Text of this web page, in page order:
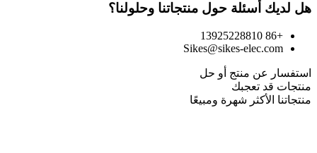
هل لديك أسئلة حول منتجاتنا وحلولنا؟
+86 13925228810
Sikes@sikes-elec.com
استفسار عن منتج أو حل
منتجات قد تعجبك
منتجاتنا الأكثر شهرة ومبيعًا